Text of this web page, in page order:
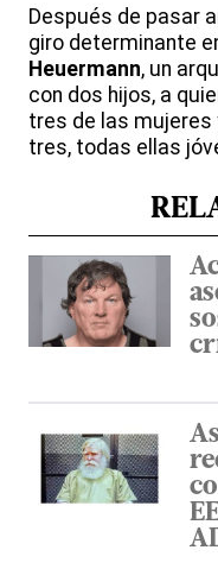
Después de pasar
giro determinante
Heuermann, un
con dos hijos, a
tres de las
tres, todas ellas